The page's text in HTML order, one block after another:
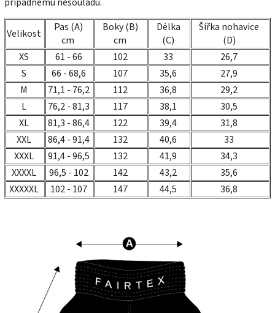
Velikost
Pas (A)
cm
Boky (B)
cm
Délka
(C)
Šířka nohavice
(D)
XS
61 - 66 102 33
26,7
S
66 - 68,6 107 35,6
27,9
M
71,1 - 76,2 112 36,8
29,2
L
76,2 - 81,3 117 38,1
30,5
XL
81,3 - 86,4 122 39,4
31,8
XXL
86,4 - 91,4 132 40,6
33
XXXL
91,4 - 96,5 132 41,9
34,3
XXXXL
96,5 - 102 142 43,2
35,6
XXXXXL
102 - 107 147 44,5 36,8